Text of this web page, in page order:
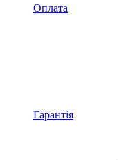
Оплата
Гарантія